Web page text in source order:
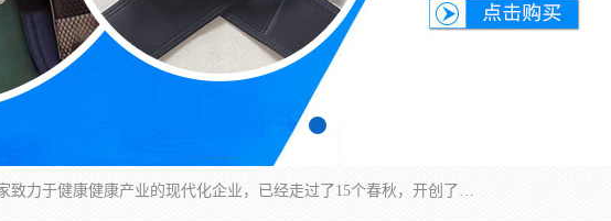
深圳运康达华科技有限公司是一家致力于健康健康产业的现代化企业，已经走过了15个春秋，开创了中医外用发展的新未来，是专业从事中医医疗仪器的研发、生产、销售、服务为一体的子公司，在医疗器械的设计、开发和生产方面率先引进国际先进技术和好的科技人员，先后开发出了场效应治疗仪、多功能治疗仪、颈椎治疗仪、腰椎治疗仪、增效垫等多个系列。